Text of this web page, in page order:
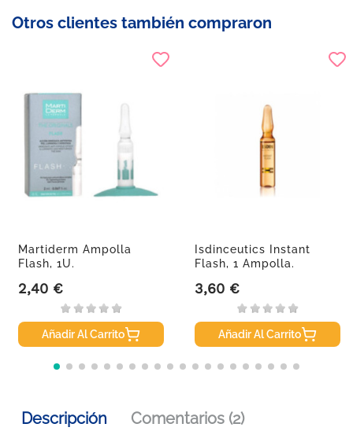
Otros clientes también compraron
Martiderm Ampolla
Flash, 1U.
Precio
2,40 €
Añadir Al Carrito
Isdinceutics Instant
Flash, 1 Ampolla.
Precio
3,60 €
Añadir Al Carrito
Descripción Comentarios (2)